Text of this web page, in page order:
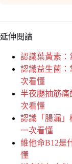
延伸閱讀
認識葉黃素：
認識益生菌：
次看懂
半夜腿抽筋痛
次看懂
認識「腸漏」
一次看懂
維他命B12是
懂